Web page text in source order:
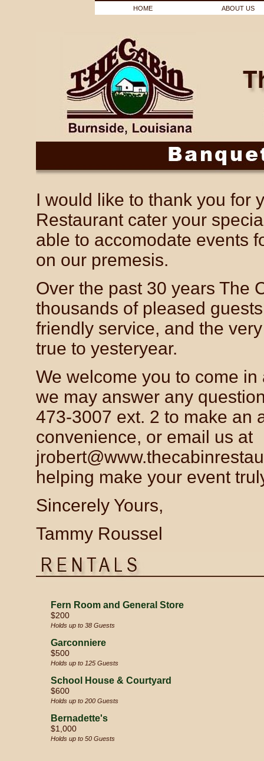
HOME ABOUT US
I would like to thank you for
Restaurant cater your
able to accomodate events
on our premesis.
Over the past 30 years The
thousands of pleased
friendly service, and the
true to yesteryear.
We welcome you to come
we may answer any
473-3007 ext. 2 to make an
convenience, or email us at
helping make your event
Sincerely Yours,
Tammy Roussel
Fern Room and General Store
$200
Holds up to 38 Guests
Garconniere
$500
Holds up to 125 Guests
School House & Courtyard
$600
Holds up to 200 Guests
Bernadette's
$1,000
Holds up to 50 Guests